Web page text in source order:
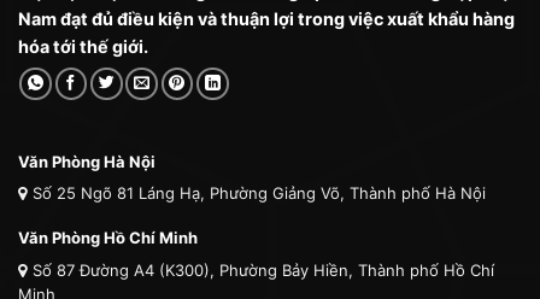
Nam đạt đủ điều kiện và thuận lợi trong việc xuất khẩu hàng
hóa tới thế giới.
Văn Phòng Hà Nội
Số 25 Ngõ 81 Láng Hạ, Phường Giảng Võ, Thành phố Hà Nội
Văn Phòng Hồ Chí Minh
Số 87 Đường A4 (K300), Phường Bảy Hiền, Thành phố Hồ Chí
Minh